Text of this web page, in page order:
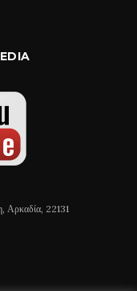
Αρκαδία, 22131